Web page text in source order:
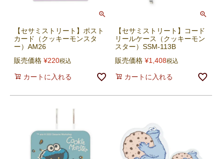
【セサミストリート】ポスト
カード（クッキーモンスタ
ー）AM26
販売価格 ¥220税込
カートに入れる
【セサミストリート】コード
リールケース（クッキーモン
スター）SSM-113B
販売価格 ¥1,408税込
カートに入れる